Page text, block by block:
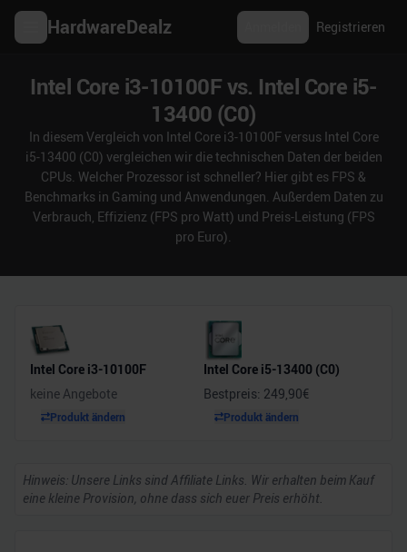
HardwareDealz Registrieren
Intel Core i3-10100F vs. Intel Core i5-
13400 (C0)
In diesem Vergleich von Intel Core i3-10100F versus Intel Core
i5-13400 (C0) vergleichen wir die technischen Daten der beiden
CPUs. Welcher Prozessor ist schneller? Hier gibt es FPS &
Benchmarks in Gaming und Anwendungen. Außerdem Daten zu
Verbrauch, Effizienz (FPS pro Watt) und Preis-Leistung (FPS
pro Euro).
Intel Core i3-10100F
keine Angebote
Produkt ändern
Intel Core i5-13400 (C0)
Bestpreis: 249,90€
Produkt ändern
Hinweis: Unsere Links sind Affiliate Links. Wir erhalten beim Kauf
eine kleine Provision, ohne dass sich euer Preis erhöht.